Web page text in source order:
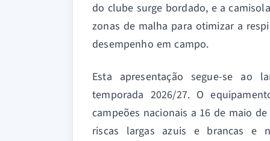
do clube surge bordado, e a
zonas de malha para otimizar a
desempenho em campo.
Esta apresentação segue-se ao
temporada 2026/27. O
campeões nacionais a 16 de maio
riscas largas azuis e brancas e